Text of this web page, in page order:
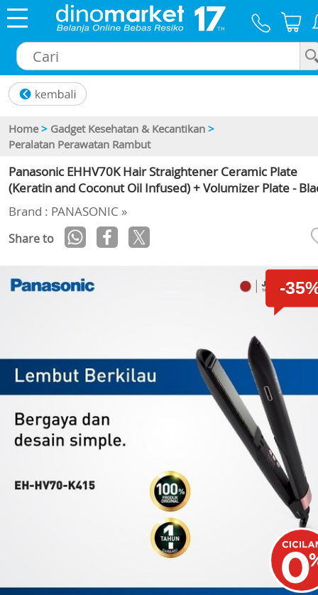
Home > Gadget Kesehatan & Kecantikan >
Peralatan Perawatan Rambut
Panasonic EHHV70K Hair Straightener Ceramic Plate
(Keratin and Coconut Oil Infused) + Volumizer Plate -
Brand : PANASONIC »
Share to
-